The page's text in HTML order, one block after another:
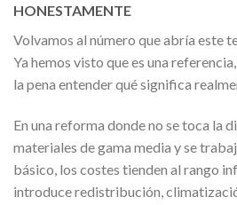
HONESTAMENTE
Volvamos al número que abría este
Ya hemos visto que es una
la pena entender qué significa
En una reforma donde no se toca la
materiales de gama media y se
básico, los costes tienden al rango
introduce redistribución,